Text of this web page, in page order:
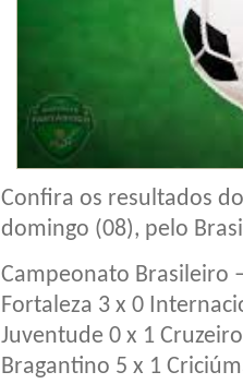
Confira os resultados
domingo (08), pelo
Campeonato Brasileiro
Fortaleza 3 x 0
Juventude 0 x 1 Cruzeiro
Bragantino 5 x 1